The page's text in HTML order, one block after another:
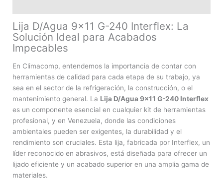
Lija D/Agua 9×11 G-240 Interflex: La
Solución Ideal para Acabados
Impecables
En Climacomp, entendemos la importancia de contar con
herramientas de calidad para cada etapa de su trabajo, ya
sea en el sector de la refrigeración, la construcción, o el
mantenimiento general. La Lija D/Agua 9×11 G-240 Interflex
es un componente esencial en cualquier kit de herramientas
profesional, y en Venezuela, donde las condiciones
ambientales pueden ser exigentes, la durabilidad y el
rendimiento son cruciales. Esta lija, fabricada por Interflex, un
líder reconocido en abrasivos, está diseñada para ofrecer un
lijado eficiente y un acabado superior en una amplia gama de
materiales.